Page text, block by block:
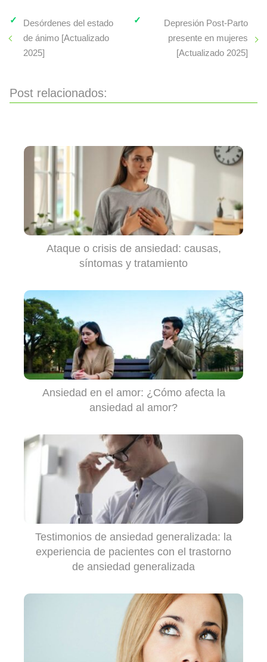
Desórdenes del estado
de ánimo [Actualizado
2025]
Depresión Post-Parto
presente en mujeres
[Actualizado 2025]
Post relacionados:
Ataque o crisis de ansiedad: causas,
síntomas y tratamiento
Ansiedad en el amor: ¿Cómo afecta la
ansiedad al amor?
Testimonios de ansiedad generalizada: la
experiencia de pacientes con el trastorno
de ansiedad generalizada